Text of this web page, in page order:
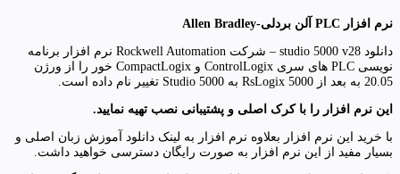
نرم افزار PLC آلن بردلی-Allen Bradley
دانلود studio 5000 v28 – شرکت Rockwell Automation نرم افزار برنامه
نویسی PLC های سری ControlLogix و CompactLogix خور را از ورژن
20.05 به بعد از RsLogix 5000 به Studio 5000 تغییر نام داده است.
این نرم افزار را با کرک اصلی و پشتیبانی نصب تهیه نمایید.
با خرید این نرم افزار بعلاوه نرم افزار به لینک دانلود آموزش زبان اصلی و
بسیار مفید از این نرم افزار به صورت رایگان دسترسی خواهید داشت.